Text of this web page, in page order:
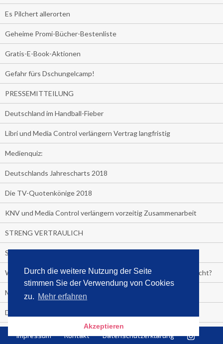
Durch die weitere Nutzung der Seite
stimmen Sie der Verwendung von Cookies
zu. Mehr erfahren
Akzeptieren
Es Pilchert allerorten
Geheime Promi-Bücher-Bestenliste
Gratis-E-Book-Aktionen
Gefahr fürs Dschungelcamp!
PRESSEMITTEILUNG
Deutschland im Handball-Fieber
Libri und Media Control verlängern Vertrag langfristig
Medienquiz:
Deutschlands Jahrescharts 2018
Die TV-Quotenkönige 2018
KNV und Media Control verlängern vorzeitig Zusammenarbeit
STRENG VERTRAULICH
Streaming verändert TV?
Welcher TV-Sender hat seine Marktanteile seit 2013 vervierfacht?
Michelle for President!
Das gruseligste Buch aller Zeiten
Impressum Kontakt Datenschutzerklärung